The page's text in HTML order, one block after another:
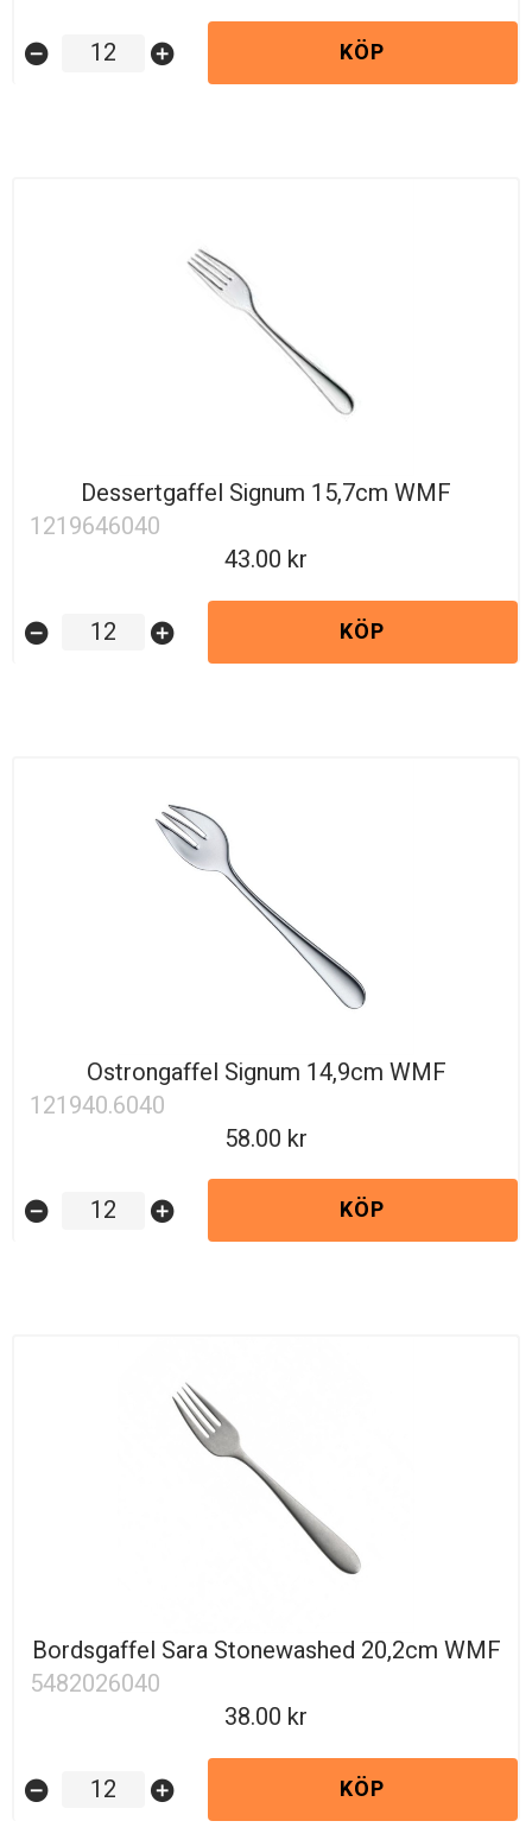
remove_circle add_circle KÖP
Dessertgaffel Signum 15,7cm WMF
1219646040
43.00
remove_circle add_circle KÖP
Ostrongaffel Signum 14,9cm WMF
121940.6040
58.00
remove_circle add_circle KÖP
Bordsgaffel Sara Stonewashed 20,2cm WMF
5482026040
38.00
remove_circle add_circle KÖP